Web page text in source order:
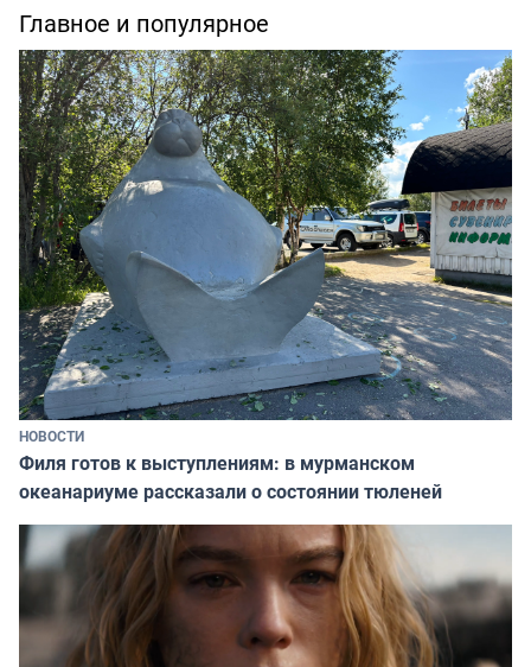
Главное и популярное
НОВОСТИ
Филя готов к выступлениям: в мурманском
океанариуме рассказали о состоянии тюленей